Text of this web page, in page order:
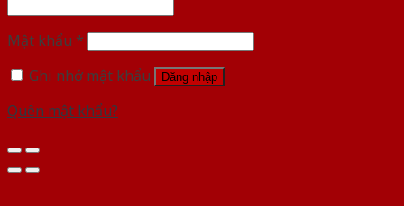
Mật khẩu *
Ghi nhớ mật khẩu
Đăng nhập
Quên mật khẩu?